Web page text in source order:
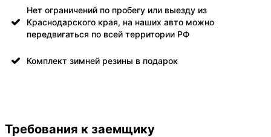
Нет ограничений по пробегу или выезду из
Краснодарского края, на наших авто можно
передвигаться по всей территории РФ
Комплект зимней резины в подарок
Требования к заемщику